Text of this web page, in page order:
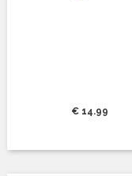
€ 14.99